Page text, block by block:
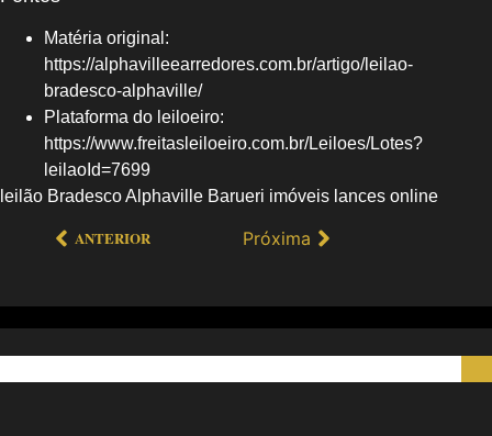
Matéria original:
https://alphavilleearredores.com.br/artigo/leilao-
bradesco-alphaville/
Plataforma do leiloeiro:
https://www.freitasleiloeiro.com.br/Leiloes/Lotes?
leilaoId=7699
leilão Bradesco Alphaville Barueri imóveis lances online
ANTERIOR Próxima